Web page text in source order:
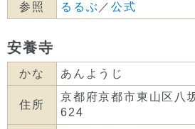
参照
るるぶ ／公式
安養寺
かな あんようじ
住所
京都府京都市東山区八
624